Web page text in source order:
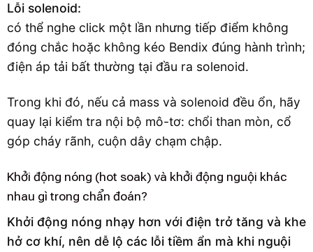
Lỗi solenoid:
có thể nghe click một lần nhưng tiếp điểm không
đóng chắc hoặc không kéo Bendix đúng hành trình;
điện áp tải bất thường tại đầu ra solenoid.
Trong khi đó, nếu cả mass và solenoid đều ổn, hãy
quay lại kiểm tra nội bộ mô-tơ: chổi than mòn, cổ
góp cháy rãnh, cuộn dây chạm chập.
Khởi động nóng (hot soak) và khởi động nguội khác
nhau gì trong chẩn đoán?
Khởi động nóng nhạy hơn với điện trở tăng và khe
hở cơ khí, nên dễ lộ các lỗi tiềm ẩn mà khi nguội